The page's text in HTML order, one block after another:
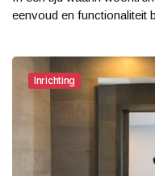
eenvoud en functionaliteit
Inrichting